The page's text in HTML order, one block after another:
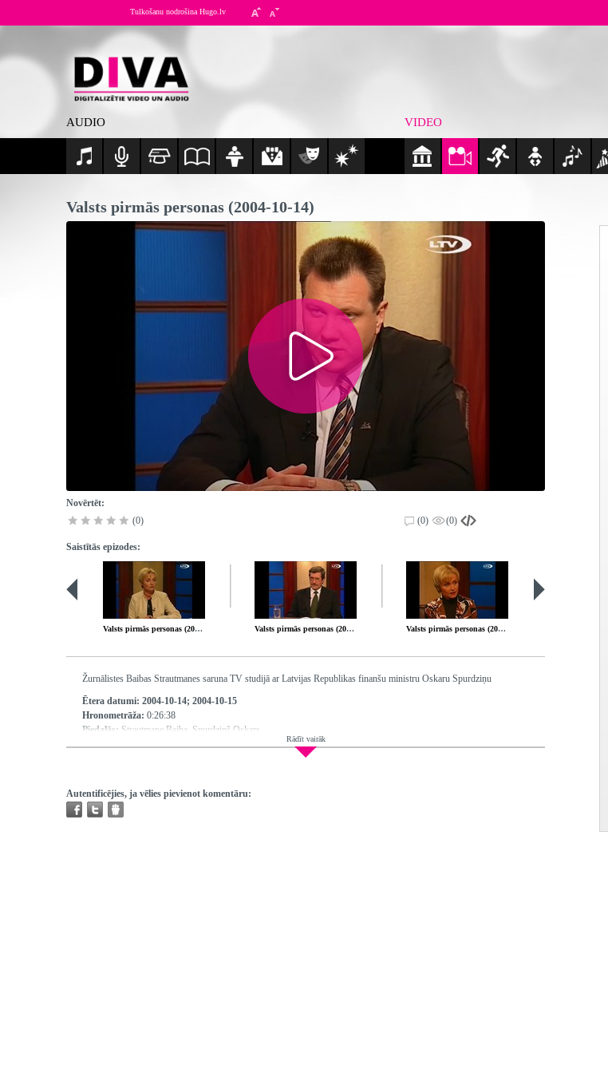
Tulkošanu nodrošina Hugo.lv
AUDIO VIDEO
Valsts pirmās personas (2004-10-14)
Novērtēt:
(0)
(0) (0)
Saistītās epizodes:
Valsts pirmās personas (2004-09-30) Valsts pirmās personas (2004-10-21) Valsts pirmās personas (2004-10-28)
Žurnālistes Baibas Strautmanes saruna TV studijā ar Latvijas Republikas finanšu ministru Oskaru Spurdziņu
Ētera datumi: 2004-10-14; 2004-10-15
Hronometrāža: 0:26:38
Piedalās: Strautmane Baiba, Spurdziņš Oskars
Producents:Ķenava Vija
Trešo pušu autortiesības:
Nav
Rādīt vairāk
Autentificējies, ja vēlies pievienot komentāru: